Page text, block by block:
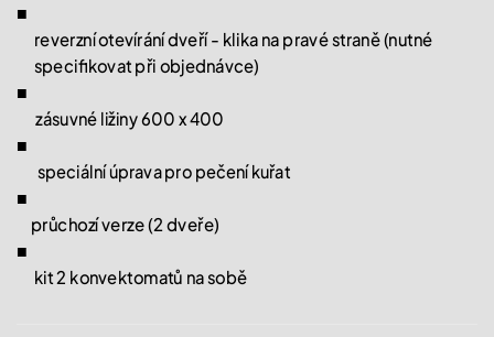
■
reverzní otevírání dveří - klika na pravé straně (nutné
specifikovat při objednávce)
■
zásuvné ližiny 600 x 400
■
speciální úprava pro pečení kuřat
■
průchozí verze (2 dveře)
■
kit 2 konvektomatů na sobě